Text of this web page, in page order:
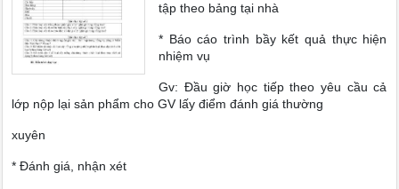
tập theo bảng tại nhà
* Báo cáo trình bầy kết quả thực hiện
nhiệm vụ
Gv: Đầu giờ học tiếp theo yêu cầu cả
lớp nộp lại sản phẩm cho GV lấy điểm đánh giá thường
xuyên
* Đánh giá, nhận xét